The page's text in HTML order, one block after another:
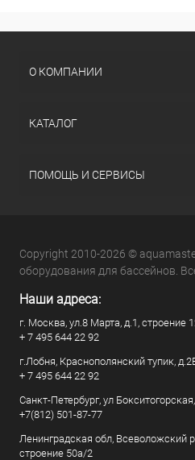
О КОМПАНИИ
КАТАЛОГ
ПОМОЩЬ И СЕРВИСЫ
Copyright 2010-2026 ©
оборудования для бассейнов.
Наши адреса:
г. Москва, ул.8 Марта, д.1, строение
+ 7 495 644 22 92
г.Лобня, Краснополянский тупик,
+ 7 495 644 22 92
Санкт-Петербург, ул
+7(812) 501-87-77
Ленинградская обл, Всеволожский
строение 50а/2